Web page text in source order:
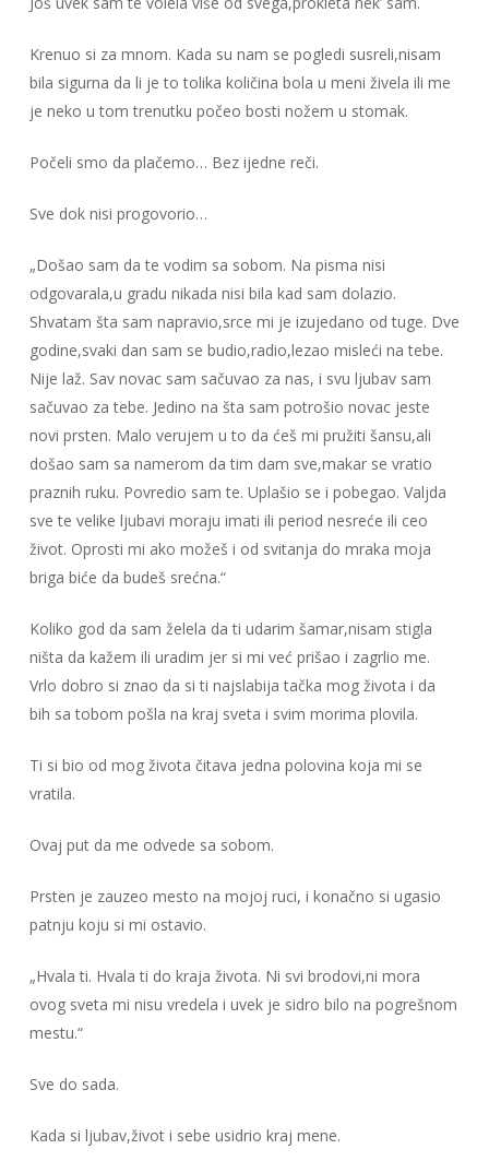
Krenuo si za mnom. Kada su nam se pogledi susreli,nisam
bila sigurna da li je to tolika količina bola u meni živela ili me
je neko u tom trenutku počeo bosti nožem u stomak.
Počeli smo da plačemo… Bez ijedne reči.
Sve dok nisi progovorio…
„Došao sam da te vodim sa sobom. Na pisma nisi
odgovarala,u gradu nikada nisi bila kad sam dolazio.
Shvatam šta sam napravio,srce mi je izujedano od tuge. Dve
godine,svaki dan sam se budio,radio,lezao misleći na tebe.
Nije laž. Sav novac sam sačuvao za nas, i svu ljubav sam
sačuvao za tebe. Jedino na šta sam potrošio novac jeste
novi prsten. Malo verujem u to da ćeš mi pružiti šansu,ali
došao sam sa namerom da tim dam sve,makar se vratio
praznih ruku. Povredio sam te. Uplašio se i pobegao. Valjda
sve te velike ljubavi moraju imati ili period nesreće ili ceo
život. Oprosti mi ako možeš i od svitanja do mraka moja
briga biće da budeš srećna.“
Koliko god da sam želela da ti udarim šamar,nisam stigla
ništa da kažem ili uradim jer si mi već prišao i zagrlio me.
Vrlo dobro si znao da si ti najslabija tačka mog života i da
bih sa tobom pošla na kraj sveta i svim morima plovila.
Ti si bio od mog života čitava jedna polovina koja mi se
vratila.
Ovaj put da me odvede sa sobom.
Prsten je zauzeo mesto na mojoj ruci, i konačno si ugasio
patnju koju si mi ostavio.
„Hvala ti. Hvala ti do kraja života. Ni svi brodovi,ni mora
ovog sveta mi nisu vredela i uvek je sidro bilo na pogrešnom
mestu.“
Sve do sada.
Kada si ljubav,život i sebe usidrio kraj mene.